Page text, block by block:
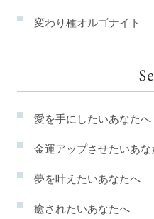
変わり種オルゴナイト
愛を手にしたいあなたへ
金運アップさせたいあな
夢を叶えたいあなたへ
癒されたいあなたへ